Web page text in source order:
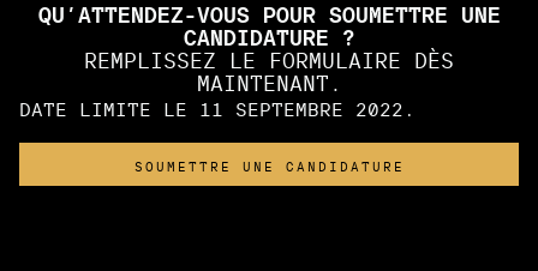
QU’ATTENDEZ-VOUS POUR SOUMETTRE UNE
CANDIDATURE ?
REMPLISSEZ LE FORMULAIRE DÈS
MAINTENANT.
DATE LIMITE LE 11 SEPTEMBRE 2022.
SOUMETTRE UNE CANDIDATURE